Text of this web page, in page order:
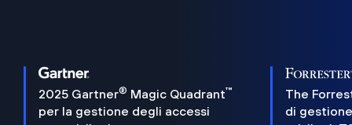
2025 Gartner® Magic Quadrant™
per la gestione degli accessi
The
di